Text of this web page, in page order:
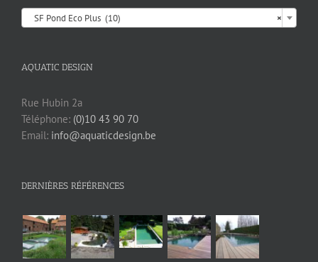
×
SF Pond Eco Plus (10)
AQUATIC DESIGN
Rue Hubin 2a
Téléphone: (0)10 43 90 70
Email: info@aquaticdesign.be
DERNIÈRES RÉFÉRENCES